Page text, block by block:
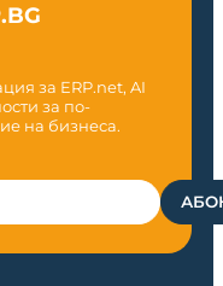
за ERP.net, AI
за по-
на бизнеса.